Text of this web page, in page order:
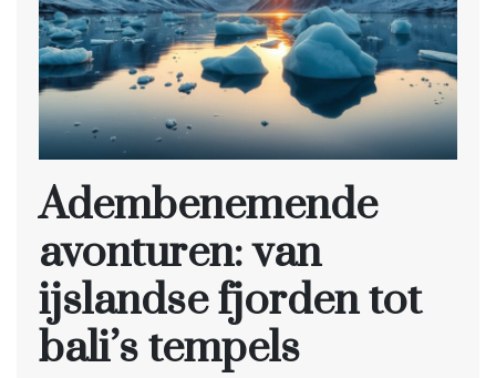
Adembenemende
avonturen: van
ijslandse fjorden tot
bali’s tempels